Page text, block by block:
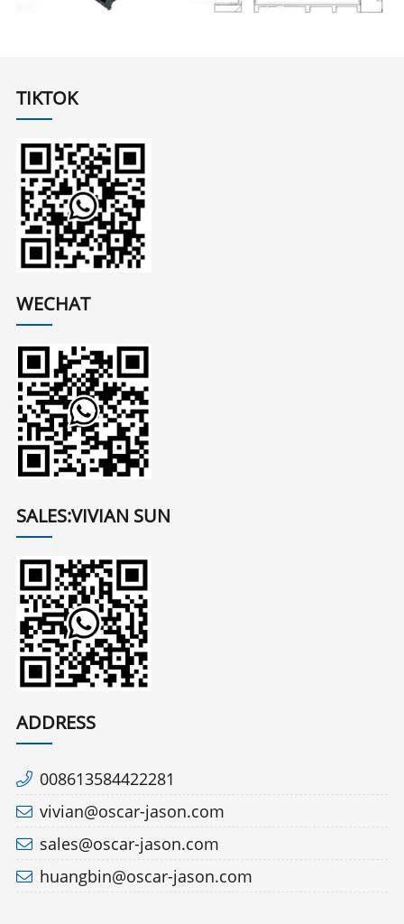
TIKTOK
WECHAT
SALES:VIVIAN SUN
ADDRESS
008613584422281
vivian@oscar-jason.com
sales@oscar-jason.com
huangbin@oscar-jason.com